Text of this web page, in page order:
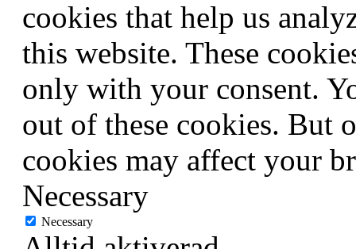
cookies that help us
this website. These
only with your consent.
out of these cookies. But
cookies may affect your
Necessary
Necessary